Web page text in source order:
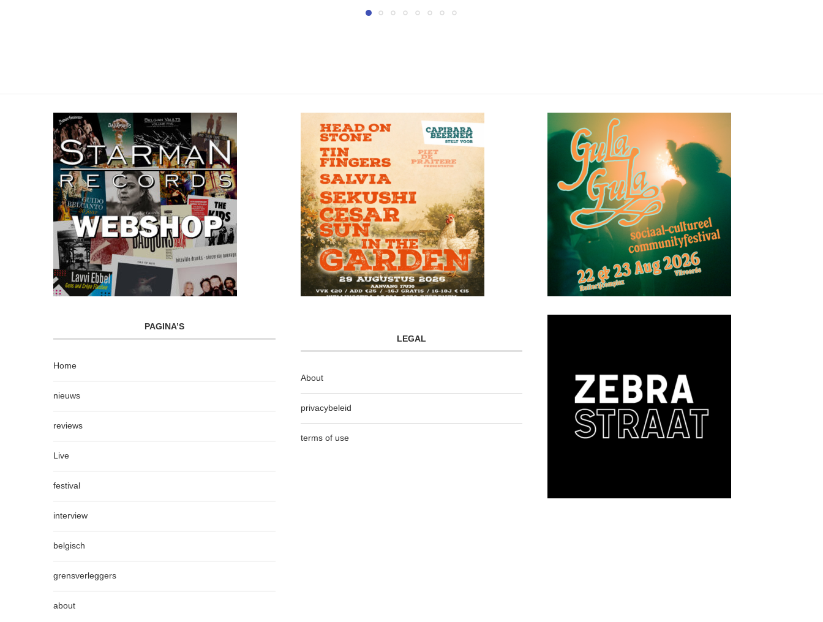
PAGINA’S
Home
nieuws
reviews
Live
festival
interview
belgisch
grensverleggers
about
LEGAL
About
privacybeleid
terms of use